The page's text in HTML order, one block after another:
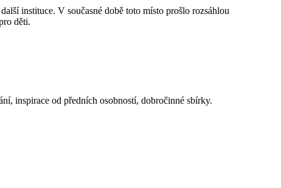
instituce. V současné době toto místo prošlo rozsáhlou
děti.
inspirace od předních osobností, dobročinné sbírky.